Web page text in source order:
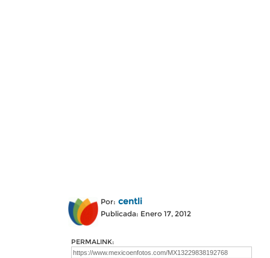
Por: centli
Publicada: Enero 17, 2012
PERMALINK: